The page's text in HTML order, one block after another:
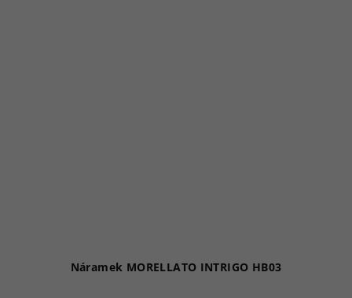
Náramek MORELLATO INTRIGO HB03